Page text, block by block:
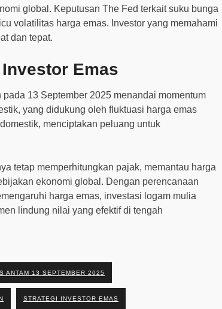
global. Keputusan The Fed terkait suku bunga
volatilitas harga emas. Investor yang memahami
dan tepat.
Emas
13 September 2025 menandai momentum
yang didukung oleh fluktuasi harga emas
menciptakan peluang untuk
tetap memperhitungkan pajak, memantau harga
ekonomi global. Dengan perencanaan
harga emas, investasi logam mulia
lindung nilai yang efektif di tengah
ANTAM 13 SEPTEMBER 2025
STRATEGI INVESTOR EMAS